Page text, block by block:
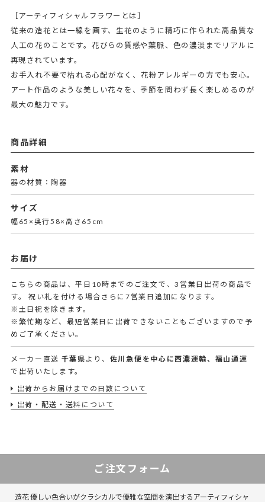
［アーティフィシャルフラワーとは］
従来の造花とは一線を画す、生花のように精巧に作られた高品質な
人工の花のことです。花びらの質感や葉脈、色の濃淡までリアルに
再現されています。
お手入れ不要で枯れる心配がなく、花粉アレルギーの方でも安心。
アート作品のような美しい花々を、季節を問わず長く楽しめるのが
最大の魅力です。
商品詳細
素材
器の材質：陶器
サイズ
幅65×奥行58×高さ65cm
お届け
こちらの商品は、平日10時までのご注文で、3営業日出荷の商品で
す。 祝い札を付ける場合さらに7営業日追加になります。
※土日祝を除きます。
※繁忙期など、最短営業日に出荷できないこともございますので予
めご了承ください。
メーカー直送 千葉県 より、 佐川急便を中心に西濃運輸、福山通運
で出荷いたします。
出荷からお届けまでの日数について
出荷・配送・送料について
ご注文フォーム
造花 優しい色合いがクラシカルで優雅な空間を演出するアーティフィシャ